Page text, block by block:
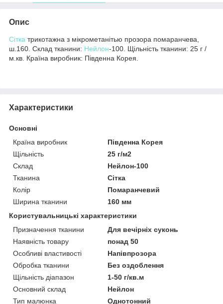
Опис
Сітка трикотажна з мікрометанітью прозора помаранчева,
ш.160. Склад тканини: Нейлон-100. Щільність тканини: 25 г /
м.кв. Країна виробник: Південна Корея.
Характеристики
Основні
Країна виробник
Південна Корея
Щільність
25 г/м2
Склад
Нейлон-100
Тканина
Сітка
Колір
Помаранчевий
Ширина тканини
160 мм
Користувальницькі характеристики
Призначення тканини
Для вечірніх суконь
Наявність товару
понад 50
Особливі властивості
Напівпрозора
Обробка тканини
Без оздоблення
Щільність діапазон
1-50 г/кв.м
Основний склад
Нейлон
Тип малюнка
Однотонний